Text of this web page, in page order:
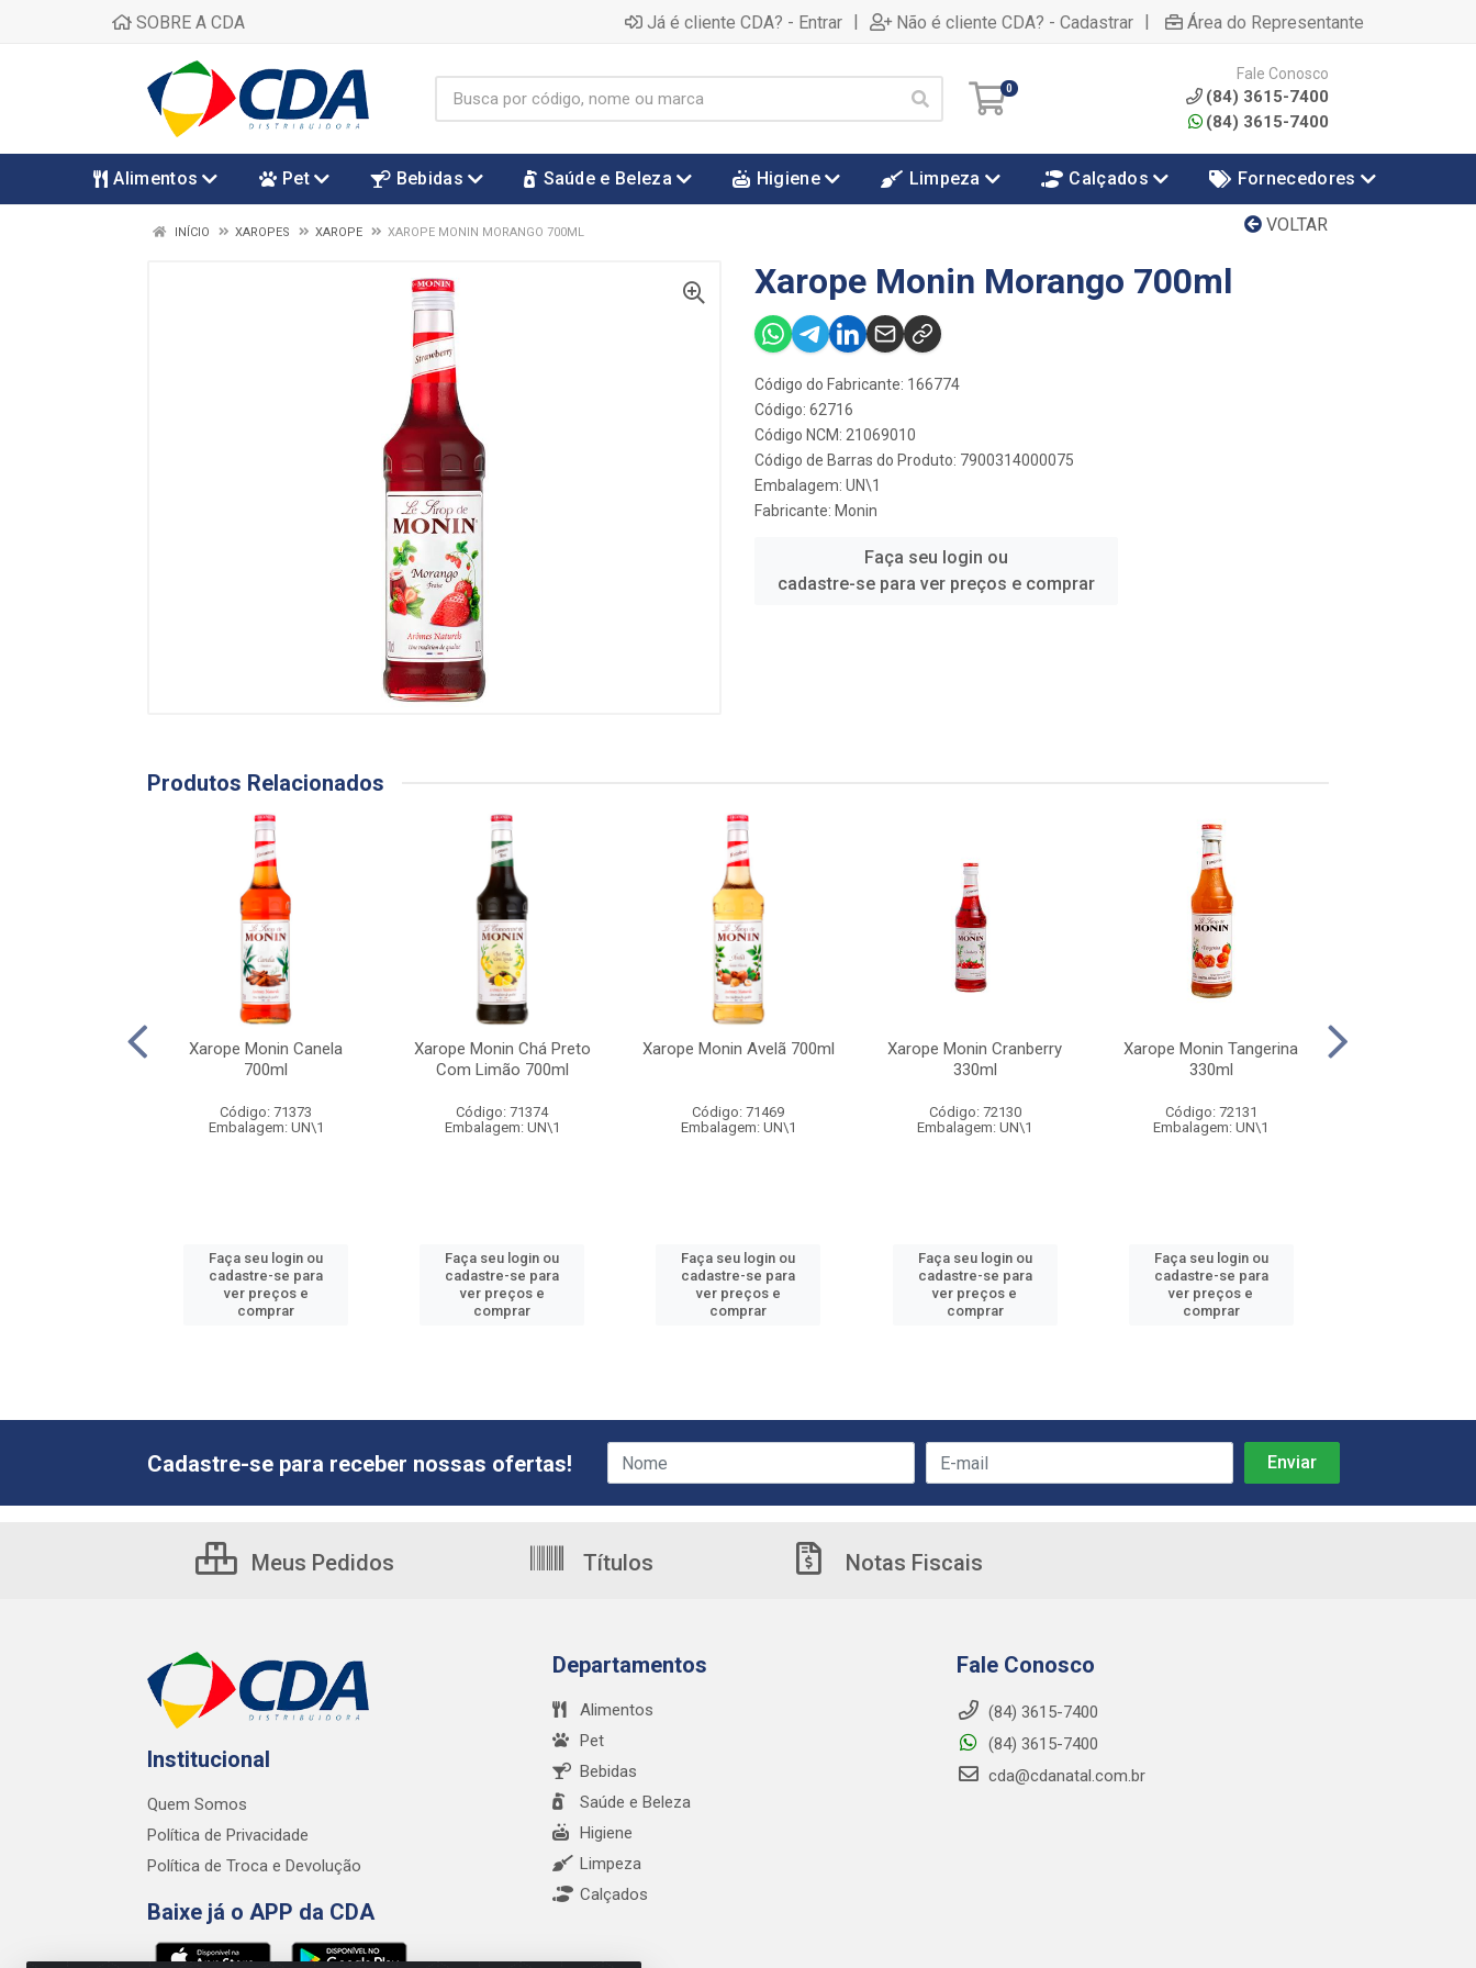
SOBRE A CDA Já é cliente CDA? - Entrar | Não é cliente CDA? - Cadastrar | Área do Representante
0
Fale Conosco
(84) 3615-7400
(84) 3615-7400
Alimentos Pet Bebidas Saúde e Beleza Higiene Limpeza Calçados Fornecedores
VOLTAR
INÍCIO XAROPES XAROPE XAROPE MONIN MORANGO 700ML
Xarope Monin Morango 700ml
Código do Fabricante: 166774
Código: 62716
Código NCM: 21069010
Código de Barras do Produto: 7900314000075
Embalagem: UN\1
Fabricante: Monin
Faça seu login ou
cadastre-se para ver preços e comprar
Produtos Relacionados
Xarope Monin Canela
700ml
Código: 71373
Embalagem: UN\1
Faça seu login ou
cadastre-se para
ver preços e
comprar
Xarope Monin Chá Preto
Com Limão 700ml
Código: 71374
Embalagem: UN\1
Faça seu login ou
cadastre-se para
ver preços e
comprar
Xarope Monin Avelã 700ml
Código: 71469
Embalagem: UN\1
Faça seu login ou
cadastre-se para
ver preços e
comprar
Xarope Monin Cranberry
330ml
Código: 72130
Embalagem: UN\1
Faça seu login ou
cadastre-se para
ver preços e
comprar
Xarope Monin Tangerina
330ml
Código: 72131
Embalagem: UN\1
Faça seu login ou
cadastre-se para
ver preços e
comprar
Cadastre-se para receber nossas ofertas!
Meus Pedidos Títulos Notas Fiscais
Institucional
Quem Somos
Política de Privacidade
Política de Troca e Devolução
Baixe já o APP da CDA
Departamentos
Alimentos
Pet
Bebidas
Saúde e Beleza
Higiene
Limpeza
Calçados
Fale Conosco
(84) 3615-7400
(84) 3615-7400
cda@cdanatal.com.br